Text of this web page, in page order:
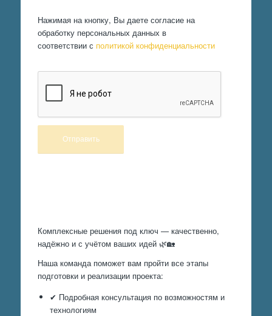
Нажимая на кнопку, Вы даете согласие на
обработку персональных данных в
соответствии с политикой конфиденциальности
Комплексные решения под ключ — качественно,
надёжно и с учётом ваших идей 🌿🏡
Наша команда поможет вам пройти все этапы
подготовки и реализации проекта:
✔ Подробная консультация по возможностям и
технологиям